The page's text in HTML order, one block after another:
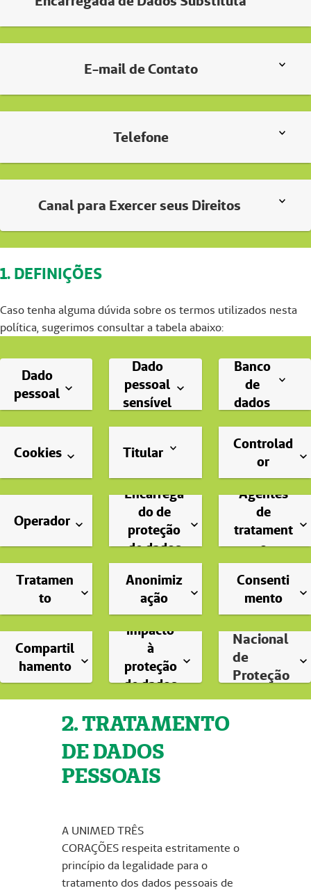
E-mail de Contato
Telefone
Canal para Exercer seus Direitos
1. DEFINIÇÕES
Caso tenha alguma dúvida sobre os termos utilizados nesta
política, sugerimos consultar a tabela abaixo:
Dado
pessoal
Cookies
Operador
Tratamen
to
Compartil
hamento
Dado
pessoal
sensível
Titular
Encarrega
do de
proteção
de dados
Anonimiz
ação
Relatório
de
impacto
à
proteção
de dados
pessoais
(RIP)
Banco
de
dados
Controlad
or
Agentes
de
tratament
o
Consenti
mento
Autorida
de
Nacional
de
Proteção
2. TRATAMENTO
DE DADOS
PESSOAIS
A UNIMED TRÊS
CORAÇÕES respeita estritamente o
princípio da legalidade para o
tratamento dos dados pessoais de